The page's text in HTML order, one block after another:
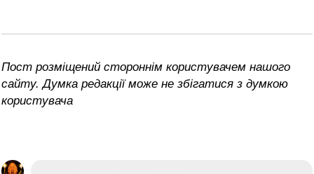
Пост розміщений стороннім користувачем нашого
сайту. Думка редакції може не збігатися з думкою
користувача